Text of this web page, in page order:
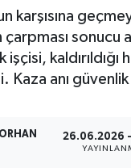
karşısına
çarpması sonucu
kaldırıldığı
Kaza anı güvenlik
26.06.2026 -